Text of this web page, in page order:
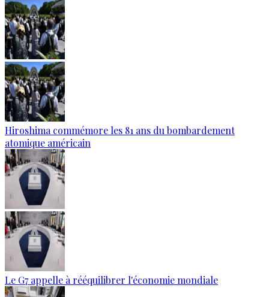
Hiroshima commémore les 81 ans du bombardement
atomique américain
Le G7 appelle à rééquilibrer l'économie mondiale